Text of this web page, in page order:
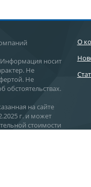
носит
Не
Не
обстоятельствах.
на сайте
г. и может
стоимости
О